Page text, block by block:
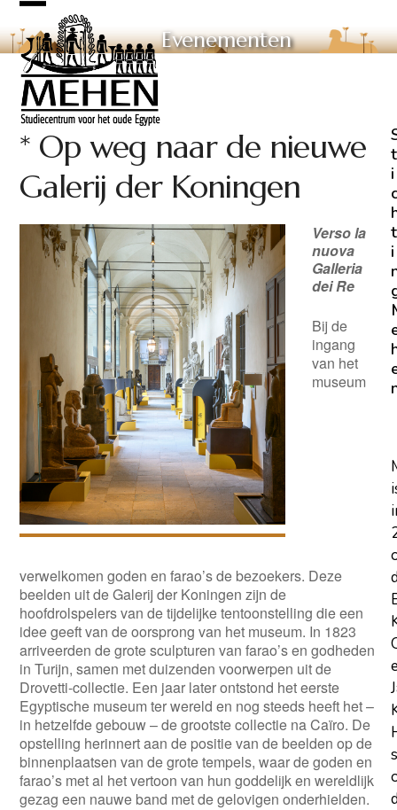
Skip
to
content
Open
mobile
menu
Close
mobile
menu
Evenementen
* Op weg naar de nieuwe
Galerij der Koningen
Verso la
nuova
Galleria
dei Re
Bij de
ingang
van het
museum
verwelkomen goden en farao’sde bezoekers. Deze
beelden uitde Galerij der Koningen zijn de
hoofdrolspelersvandetijdelijke tentoonstelling dieeen
ideegeeft van de oorsprong van het museum. In 1823
arriveerden de grote sculpturen van farao’s en godheden
in Turijn, samen met duizenden voorwerpen uit de
Drovetti-collectie. Een jaar later ontstond het eerste
Egyptische museum ter wereld en nog steeds heeft het –
in hetzelfde gebouw – de grootste collectie na Caïro. De
opstelling herinnert aan de positie van de beelden op de
binnenplaatsen van de grote tempels, waar de goden en
farao’s met al het vertoon van hun goddelijk en wereldlijk
gezag een nauwe band met de gelovigen onderhielden.
t
i
t
i